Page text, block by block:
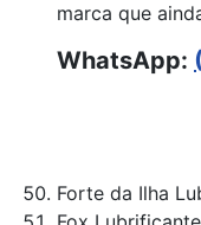
marca que
WhatsApp:
Forte da Ilha